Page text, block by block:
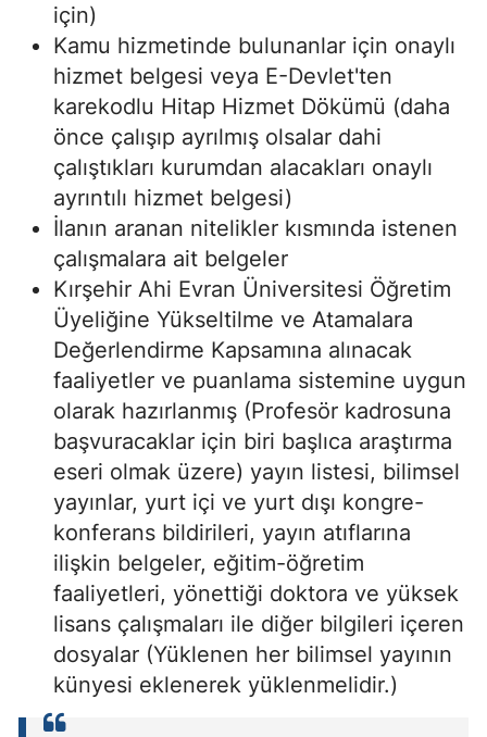
için)
Kamu hizmetinde bulunanlar için onaylı
hizmet belgesi veya E-Devlet'ten
karekodlu Hitap Hizmet Dökümü (daha
önce çalışıp ayrılmış olsalar dahi
çalıştıkları kurumdan alacakları onaylı
ayrıntılı hizmet belgesi)
İlanın aranan nitelikler kısmında istenen
çalışmalara ait belgeler
Kırşehir Ahi Evran Üniversitesi Öğretim
Üyeliğine Yükseltilme ve Atamalara
Değerlendirme Kapsamına alınacak
faaliyetler ve puanlama sistemine uygun
olarak hazırlanmış (Profesör kadrosuna
başvuracaklar için biri başlıca araştırma
eseri olmak üzere) yayın listesi, bilimsel
yayınlar, yurt içi ve yurt dışı kongre-
konferans bildirileri, yayın atıflarına
ilişkin belgeler, eğitim-öğretim
faaliyetleri, yönettiği doktora ve yüksek
lisans çalışmaları ile diğer bilgileri içeren
dosyalar (Yüklenen her bilimsel yayının
künyesi eklenerek yüklenmelidir.)